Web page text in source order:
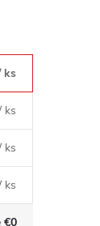
ks
ks
ks
ks
€0